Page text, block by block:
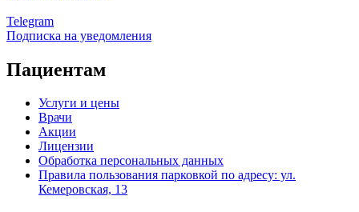
Telegram
Подписка на уведомления
Пациентам
Услуги и цены
Врачи
Акции
Лицензии
Обработка персональных данных
Правила пользования парковкой по адресу: ул.
Кемеровская, 13